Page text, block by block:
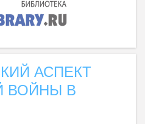
АСПЕКТ
ВОЙНЫ В